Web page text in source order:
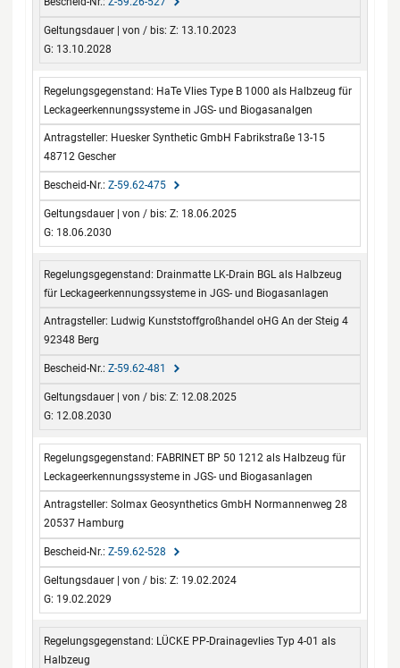
Z: 13.10.2023
G: 13.10.2028
HaTe Vlies Type B 1000 als Halbzeug für
Leckageerkennungssysteme in JGS- und Biogasanalgen
Huesker Synthetic GmbH Fabrikstraße 13-15
48712 Gescher
Z-59.62-475
Z: 18.06.2025
G: 18.06.2030
Drainmatte LK-Drain BGL als Halbzeug
für Leckageerkennungssysteme in JGS- und Biogasanlagen
Ludwig Kunststoffgroßhandel oHG An der Steig 4
92348 Berg
Z-59.62-481
Z: 12.08.2025
G: 12.08.2030
FABRINET BP 50 1212 als Halbzeug für
Leckageerkennungssysteme in JGS- und Biogasanlagen
Solmax Geosynthetics GmbH Normannenweg 28
20537 Hamburg
Z-59.62-528
Z: 19.02.2024
G: 19.02.2029
LÜCKE PP-Drainagevlies Typ 4-01 als
Halbzeug